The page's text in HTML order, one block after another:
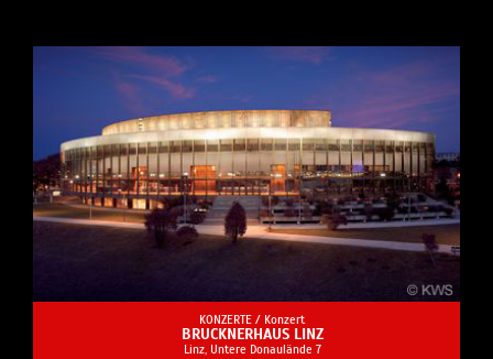
Publikum mit seinem umfangreichen Repertoire von
Popsongs bis hin zu Jodlern in Staunen und Rührung.
Das Ensemble hat sich der hohen Kunst des A-
cappella-Gesangs verschrieben und verwandelt die
ursprünglichste Ausdrucksform des Menschen in ein
Hörerlebnis mit Ecken und Kanten, zum Klangbaden
und Ohrenspitzen, zum Nachdenken und Schmunzeln
zugleich.
KONZERTE / Konzert
BRUCKNERHAUS LINZ
Linz, Untere Donaulände 7